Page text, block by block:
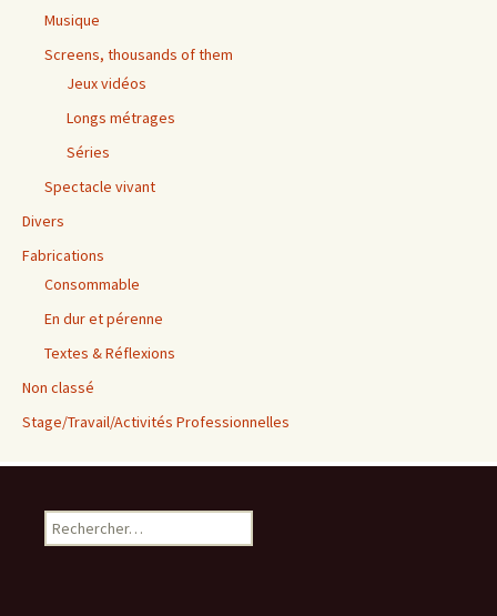
Musique
Screens, thousands of them
Jeux vidéos
Longs métrages
Séries
Spectacle vivant
Divers
Fabrications
Consommable
En dur et pérenne
Textes & Réflexions
Non classé
Stage/Travail/Activités Professionnelles
Rechercher :